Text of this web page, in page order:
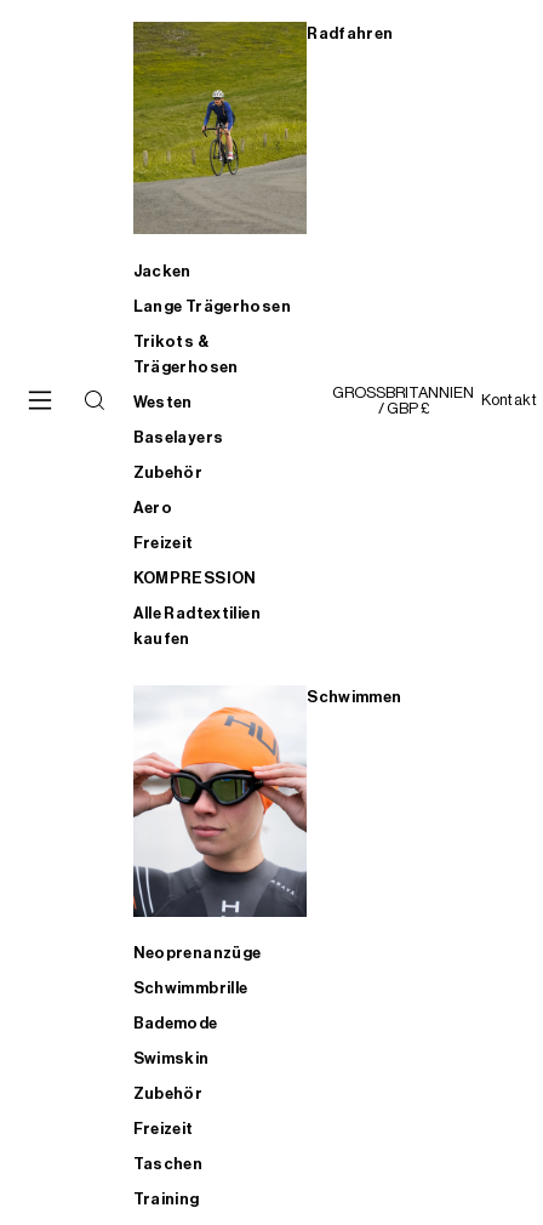
Radfahren
Jacken
Lange Trägerhosen
Trikots &
Trägerhosen
Westen
Baselayers
Zubehör
Aero
Freizeit
KOMPRESSION
Alle Radtextilien
kaufen
Schwimmen
Neoprenanzüge
Schwimmbrille
Bademode
Swimskin
Zubehör
Freizeit
Taschen
Training
GROSSBRITANNIEN
/ GBP £
Kontakt